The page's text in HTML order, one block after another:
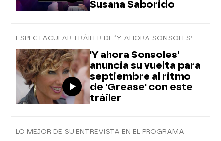
Susana Saborido
ESPECTACULAR TRÁILER DE ‘Y AHORA SONSOLES’
'Y ahora Sonsoles'
anuncia su vuelta para
septiembre al ritmo
de 'Grease' con este
tráiler
LO MEJOR DE SU ENTREVISTA EN EL PROGRAMA